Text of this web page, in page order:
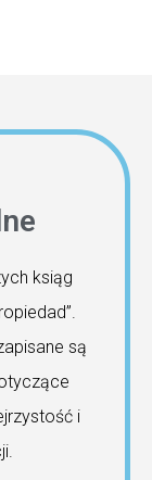
ksiąg
są
i